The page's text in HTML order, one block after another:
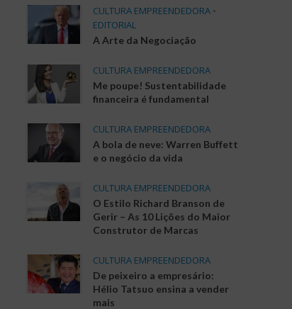
CULTURA EMPREENDEDORA •
EDITORIAL
A Arte da Negociação
CULTURA EMPREENDEDORA
Me poupe! Sustentabilidade
financeira é fundamental
CULTURA EMPREENDEDORA
A bola de neve: Warren Buffett
e o negócio da vida
CULTURA EMPREENDEDORA
O Estilo Richard Branson de
Gerir – As 10 Lições do Maior
Construtor de Marcas
CULTURA EMPREENDEDORA
De peixeiro a empresário:
Hélio Tatsuo ensina a vender
mais